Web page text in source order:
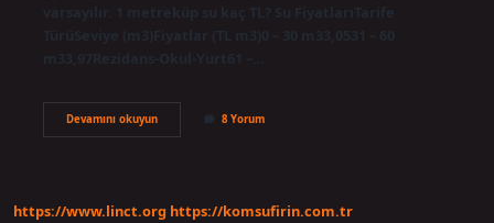
varsayılır. 1 metreküp su kaç TL? Su FiyatlarıTarife
TürüSeviye (m3)Fiyatlar (TL m3)0 – 30 m33,0531 – 60
m33,97Rezidans-Okul-Yurt61 –…
Devamını okuyun1
Metreküp
8 Yorum
https://www.linct.org https://komsufirin.com.tr